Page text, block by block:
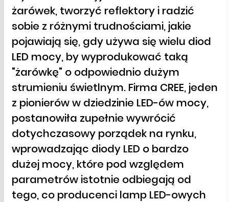
żarówek, tworzyć reflektory i radzić
sobie z różnymi trudnościami, jakie
pojawiają się, gdy używa się wielu diod
LED mocy, by wyprodukować taką
"żarówkę" o odpowiednio dużym
strumieniu świetlnym. Firma CREE, jeden
z pionierów w dziedzinie LED-ów mocy,
postanowiła zupełnie wywrócić
dotychczasowy porządek na rynku,
wprowadzając diody LED o bardzo
dużej mocy, które pod względem
parametrów istotnie odbiegają od
tego, co producenci lamp LED-owych